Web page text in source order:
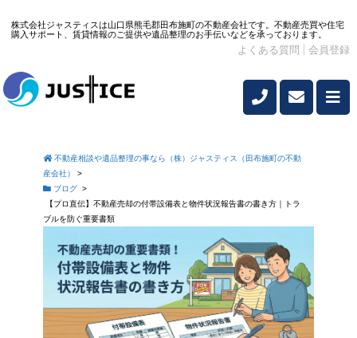
株式会社ジャスティスは山口県熊毛郡田布施町の不動産会社です。不動産売買や住宅
購入サポート、賃貸情報のご提供や遺品整理のお手伝いなどを承っております。
よくある質問 会員登録
不動産相談や遺品整理の事なら（株）ジャスティス（田布施町の不動
産会社）
>
ブログ >
【プロ直伝】不動産売却の付帯設備表と物件状況報告書の書き方｜トラ
ブルを防ぐ重要書類